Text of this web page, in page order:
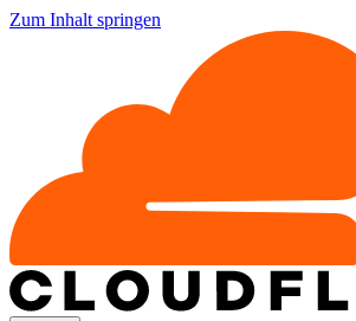
Zum Inhalt springen